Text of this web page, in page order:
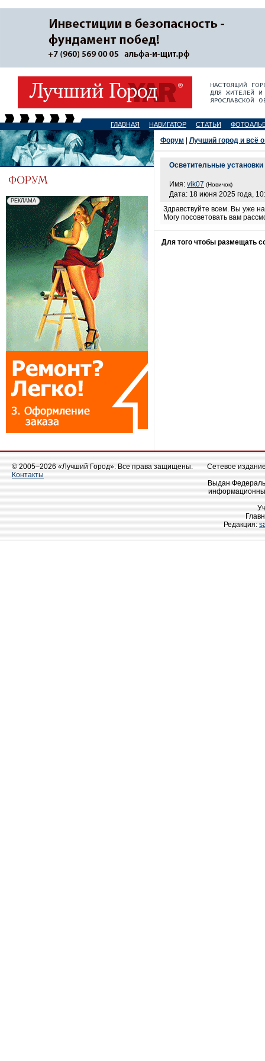
ГЛАВНАЯ НАВИГАТОР СТАТЬИ
Форум Лучший город и всё
Осветительные
Имя: vik07 (Новичок)
Дата: 18 июня 2025 года,
Здравствуйте всем. Вы уже
Могу посоветовать вам
Для того чтобы размещать
© 2005–2026 «Лучший Город». Все права защищены.
Контакты
Сетевое
Выдан
Редакция: